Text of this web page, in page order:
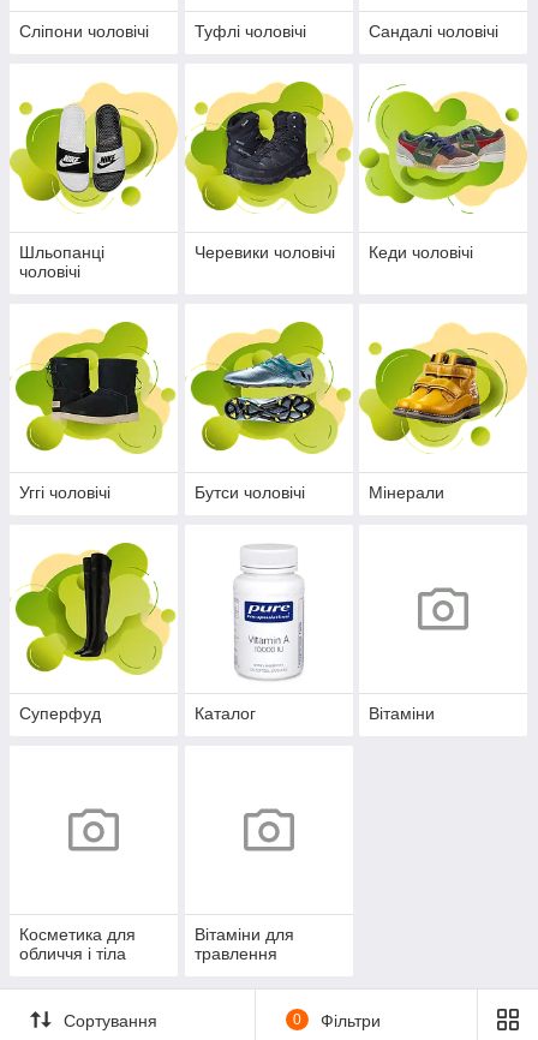
Сліпони чоловічі Туфлі чоловічі Сандалі чоловічі
Шльопанці
чоловічі
Черевики чоловічі Кеди чоловічі
Уггі чоловічі Бутси чоловічі Мінерали
Суперфуд Каталог Вітаміни
Косметика для
обличчя і тіла
Вітаміни для
травлення
Сортування 0 Фільтри